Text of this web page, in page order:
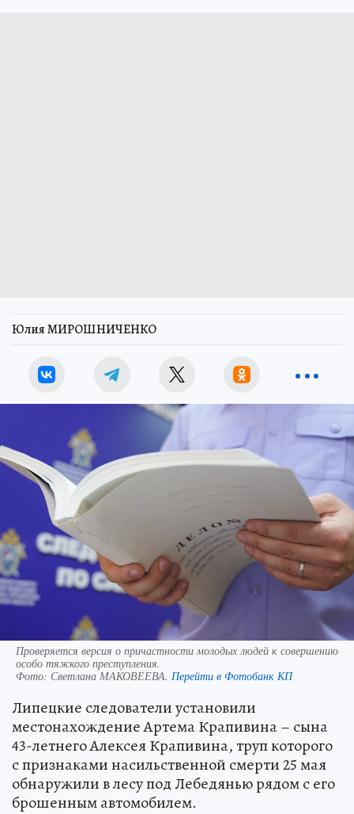
Юлия МИРОШНИЧЕНКО
Проверяется версия о причастности молодых людей к совершению
особо тяжкого преступления.
Фото: Светлана МАКОВЕЕВА. Перейти в Фотобанк КП
Липецкие следователи установили
местонахождение Артема Крапивина – сына
43-летнего Алексея Крапивина, труп которого
с признаками насильственной смерти 25 мая
обнаружили в лесу под Лебедянью рядом с его
брошенным автомобилем.